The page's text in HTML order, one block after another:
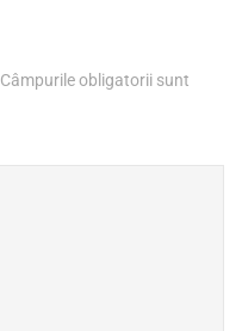
Câmpurile obligatorii sunt